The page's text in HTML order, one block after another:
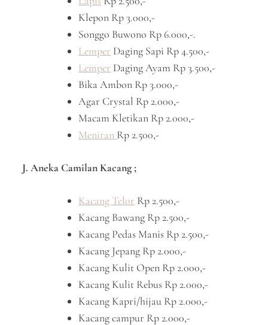
Klepon Rp 3.000,-
Songgo Buwono Rp 6.000,-.
Lemper Daging Sapi Rp 4.500,-
Lemper Daging Ayam Rp 3.500,-
Bika Ambon Rp 3.000,-
Agar Crystal Rp 2.000,-
Macam Kletikan Rp 2.000,-
Meniran Rp 2.500,-
J. Aneka Camilan Kacang ;
Kacang Telor Rp 2.500,-
Kacang Bawang Rp 2.500,-
Kacang Pedas Manis Rp 2.500,-
Kacang Jepang Rp 2.000,-
Kacang Kulit Open Rp 2.000,-
Kacang Kulit Rebus Rp 2.000,-
Kacang Kapri/hijau Rp 2.000,-
Kacang campur Rp 2.000,-